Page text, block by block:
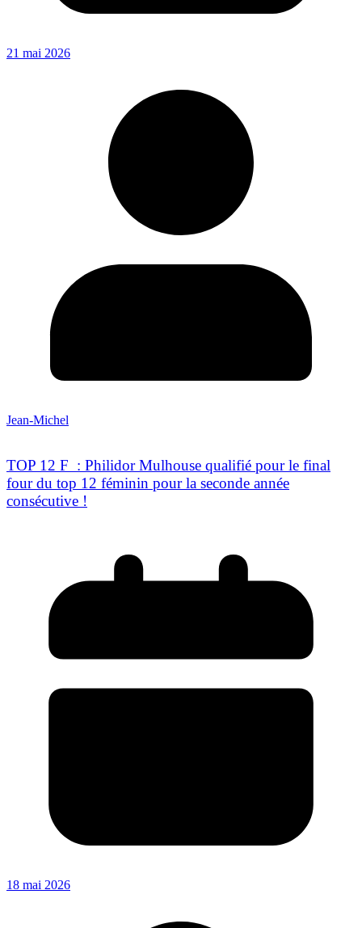
21 mai 2026
Jean-Michel
TOP 12 F : Philidor Mulhouse qualifié pour le final
four du top 12 féminin pour la seconde année
consécutive !
18 mai 2026